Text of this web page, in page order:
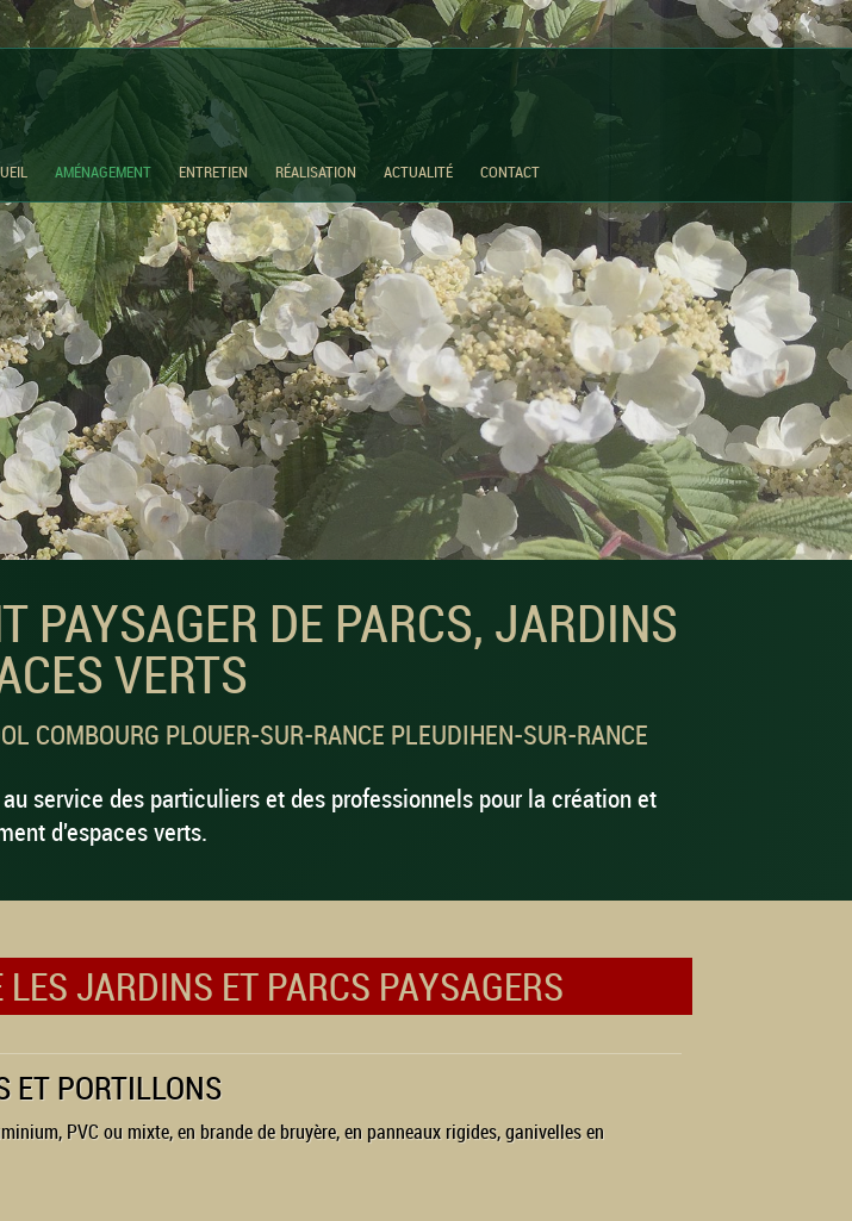
AMÉNAGEMENT ENTRETIEN RÉALISATION ACTUALITÉ CONTACT
PAYSAGER DE PARCS, JARDINS
VERTS
COMBOURG PLOUER-SUR-RANCE PLEUDIHEN-SUR-RANCE
service des particuliers et des professionnels pour la création et
d'espaces verts.
JARDINS ET PARCS PAYSAGERS
ET PORTILLONS
PVC ou mixte, en brande de bruyère, en panneaux rigides, ganivelles en